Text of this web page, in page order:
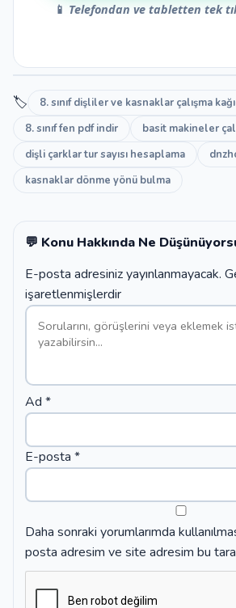
📱 Telefondan ve tabletten tek
🏷️
8. sınıf dişliler ve kasnaklar çalışma
8. sınıf fen pdf indir
basit makineler
dişli çarklar tur sayısı hesaplama
kasnaklar dönme yönü bulma
💬 Konu Hakkında Ne
E-posta adresiniz yayınlanmayacak.
işaretlenmişlerdir
Ad *
E-posta *
Daha sonraki yorumlarımda
posta adresim ve site adresim bu